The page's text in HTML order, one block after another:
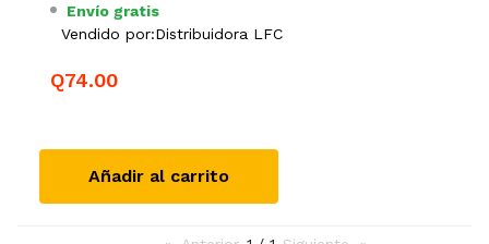
Envío gratis
Vendido por:Distribuidora LFC
Q74.00
Añadir al carrito